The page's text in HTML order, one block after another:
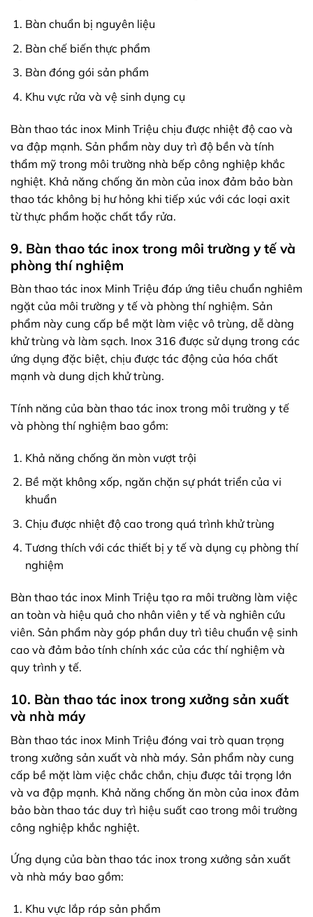
Bàn chuẩn bị nguyên liệu
Bàn chế biến thực phẩm
Bàn đóng gói sản phẩm
Khu vực rửa và vệ sinh dụng cụ
Bàn thao tác inox Minh Triệu chịu được nhiệt độ cao và
va đập mạnh. Sản phẩm này duy trì độ bền và tính
thẩm mỹ trong môi trường nhà bếp công nghiệp khắc
nghiệt. Khả năng chống ăn mòn của inox đảm bảo bàn
thao tác không bị hư hỏng khi tiếp xúc với các loại axit
từ thực phẩm hoặc chất tẩy rửa.
9. Bàn thao tác inox trong môi trường y tế và
phòng thí nghiệm
Bàn thao tác inox Minh Triệu đáp ứng tiêu chuẩn nghiêm
ngặt của môi trường y tế và phòng thí nghiệm. Sản
phẩm này cung cấp bề mặt làm việc vô trùng, dễ dàng
khử trùng và làm sạch. Inox 316 được sử dụng trong các
ứng dụng đặc biệt, chịu được tác động của hóa chất
mạnh và dung dịch khử trùng.
Tính năng của bàn thao tác inox trong môi trường y tế
và phòng thí nghiệm bao gồm:
Khả năng chống ăn mòn vượt trội
Bề mặt không xốp, ngăn chặn sự phát triển của vi
khuẩn
Chịu được nhiệt độ cao trong quá trình khử trùng
Tương thích với các thiết bị y tế và dụng cụ phòng thí
nghiệm
Bàn thao tác inox Minh Triệu tạo ra môi trường làm việc
an toàn và hiệu quả cho nhân viên y tế và nghiên cứu
viên. Sản phẩm này góp phần duy trì tiêu chuẩn vệ sinh
cao và đảm bảo tính chính xác của các thí nghiệm và
quy trình y tế.
10. Bàn thao tác inox trong xưởng sản xuất
và nhà máy
Bàn thao tác inox Minh Triệu đóng vai trò quan trọng
trong xưởng sản xuất và nhà máy. Sản phẩm này cung
cấp bề mặt làm việc chắc chắn, chịu được tải trọng lớn
và va đập mạnh. Khả năng chống ăn mòn của inox đảm
bảo bàn thao tác duy trì hiệu suất cao trong môi trường
công nghiệp khắc nghiệt.
Ứng dụng của bàn thao tác inox trong xưởng sản xuất
và nhà máy bao gồm:
Khu vực lắp ráp sản phẩm